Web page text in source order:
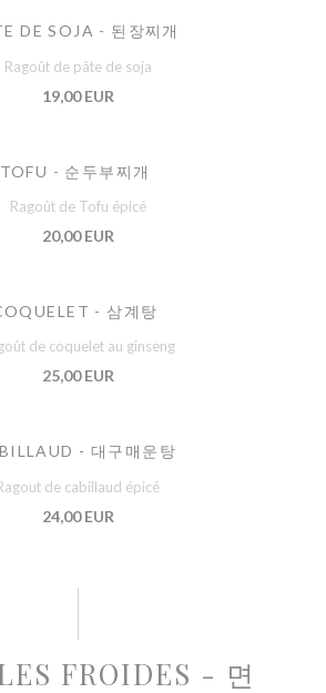
DE SOJA - 된장찌개
Ragoût de pâte de soja
19,00 EUR
TOFU - 순두부찌개
Ragoût de Tofu épicé
20,00 EUR
- 삼계탕
de coquelet au ginseng
25,00 EUR
- 대구매운탕
de cabillaud épicé
24,00 EUR
FROIDES - 면